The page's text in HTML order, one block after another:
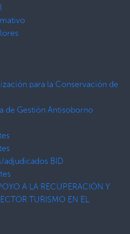
para la Conservación de
de Gestión Antisoborno
adjudicados BID
A LA RECUPERACIÓN Y
TURISMO EN EL